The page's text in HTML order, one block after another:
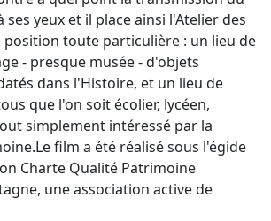
ses yeux et il place ainsi l'Atelier des
position toute particulière : un lieu de
- presque musée - d'objets
dans l'Histoire, et un lieu de
que l'on soit écolier, lycéen,
simplement intéressé par la
film a été réalisé sous l'égide
Charte Qualité Patrimoine
une association active de